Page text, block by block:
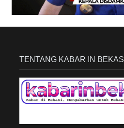
TENTANG KABAR IN BEKASI